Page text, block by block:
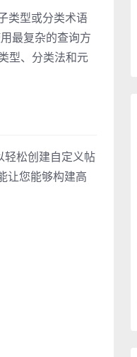
类型或分类术语
最复杂的查询方
型、分类法和元
松创建自定义帖
让您能够构建高